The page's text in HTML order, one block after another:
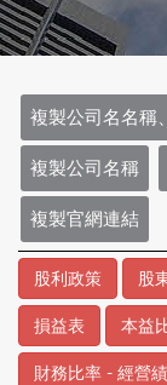
複製公司名名稱
複製公司名稱
複製官網連結
股利政策 股
損益表 本益
財務比率 - 經營